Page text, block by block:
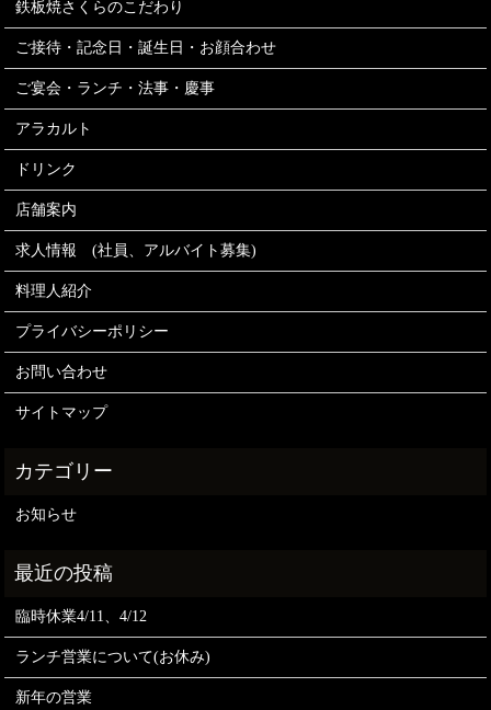
鉄板焼さくらのこだわり
ご接待・記念日・誕生日・お顔合わせ
ご宴会・ランチ・法事・慶事
アラカルト
ドリンク
店舗案内
求人情報 (社員、アルバイト募集)
料理人紹介
プライバシーポリシー
お問い合わせ
サイトマップ
お知らせ
臨時休業4/11、4/12
ランチ営業について(お休み)
新年の営業